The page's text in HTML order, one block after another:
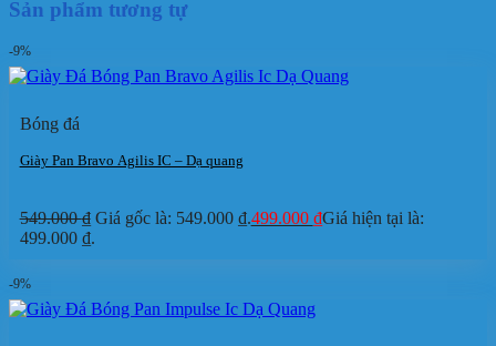
Sản phẩm tương tự
-9%
Bóng đá
Giày Pan Bravo Agilis IC – Dạ quang
549.000₫ Giá gốc là: 549.000 ₫.499.000 ₫Giá hiện tại là:
499.000 ₫.
-9%